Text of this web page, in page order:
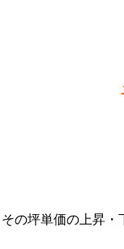
の坪単価の上昇・